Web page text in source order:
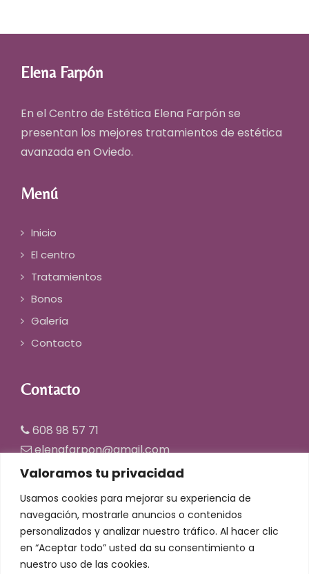
Valoramos tu privacidad
Usamos cookies para mejorar su experiencia de
navegación, mostrarle anuncios o contenidos
personalizados y analizar nuestro tráfico. Al hacer clic
en “Aceptar todo” usted da su consentimiento a
nuestro uso de las cookies.
Elena Farpón
En el Centro de Estética Elena Farpón se
presentan los mejores tratamientos de estética
avanzada en Oviedo.
Menú
Inicio
El centro
Tratamientos
Bonos
Galería
Contacto
Contacto
608 98 57 71
elenafarpon@gmail.com
© Copyright 2025 | Centro de Estética Elena